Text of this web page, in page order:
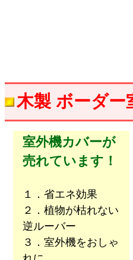
木製 ボーダー
室外機カバーが
売れています！
１．省エネ効果
２．植物が枯れない
逆ルーバー
３．室外機をおしゃ